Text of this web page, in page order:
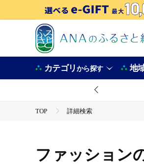
カテゴリから探す 地
TOP 詳細検索
ファッション